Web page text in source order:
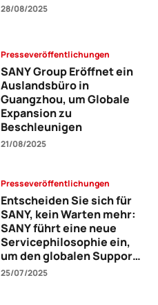
28/08/2025
Presseveröffentlichungen
SANY Group Eröffnet ein
Auslandsbüro in
Guangzhou, um Globale
Expansion zu
Beschleunigen
21/08/2025
Presseveröffentlichungen
Entscheiden Sie sich für
SANY, kein Warten mehr:
SANY führt eine neue
Servicephilosophie ein,
um den globalen Support
zu verbessern
25/07/2025